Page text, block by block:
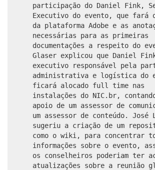
participação do Daniel Fink,
Executivo do evento, que fará
da plataforma Adobe e as
necessárias para as primeiras
documentações a respeito do
Glaser explicou que Daniel
executivo responsável pela
administrativa e logística do
ficará alocado full time nas
instalações do NIC.br,
apoio de um assessor de
um assessor de conteúdo. José
sugeriu a criação de um
como o wiki, para concentrar
informações sobre o evento,
os conselheiros poderiam ter
atualizações sobre a reunião